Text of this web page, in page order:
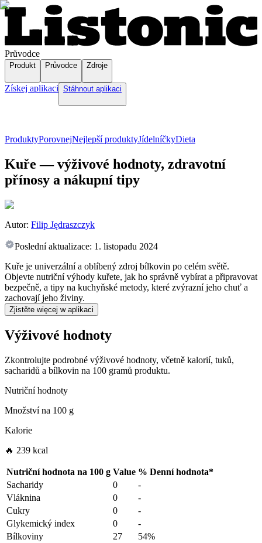
Průvodce
Produkt Průvodce Zdroje
Získej aplikaci Stáhnout aplikaci
ProduktyPorovnejNejlepší produktyJídelníčkyDieta
Kuře — výživové hodnoty, zdravotní
přínosy a nákupní tipy
Autor: Filip Jędraszczyk
Poslední aktualizace: 1. listopadu 2024
Kuře je univerzální a oblíbený zdroj bílkovin po celém světě.
Objevte nutriční výhody kuřete, jak ho správně vybírat a připravovat
bezpečně, a tipy na kuchyňské metody, které zvýrazní jeho chuť a
zachovají jeho živiny.
Zjistěte więcej w aplikaci
Výživové hodnoty
Zkontrolujte podrobné výživové hodnoty, včetně kalorií, tuků,
sacharidů a bílkovin na 100 gramů produktu.
Nutriční hodnoty
Množství na 100 g
Kalorie
🔥 239 kcal
Nutriční hodnota na 100 g Value % Denní hodnota*
Sacharidy
0
-
Vláknina
0
-
Cukry
0
-
Glykemický index
0
-
Bílkoviny
27
54%